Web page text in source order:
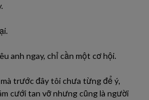
anh ngay, chỉ cần một cơ hội.
trước đây tôi chưa từng để ý,
cưới tan vỡ nhưng cũng là người